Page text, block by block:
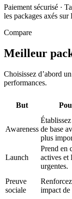
Paiement sécurisé ·
les packages axés sur
Compare
Meilleur
Choisissez d’abord
performances.
But
Awareness de base
plus
Launch
Prend en
actives et
urgentes.
Preuve
sociale
impact